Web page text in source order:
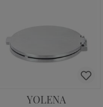
YOLENA